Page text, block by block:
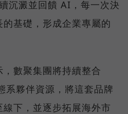
沉澱並回饋 AI，每一次決
基礎，形成企業專屬的
數聚集團將持續整合
夥伴資源，將這套品牌
下，並逐步拓展海外市